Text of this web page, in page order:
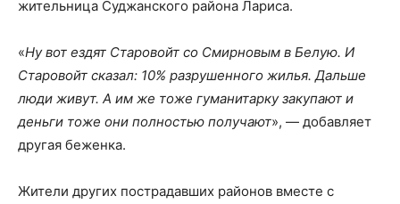
жительница Суджанского района Лариса.
«Ну вот ездят Старовойт со Смирновым в Белую. И
Старовойт сказал: 10% разрушенного жилья. Дальше
люди живут. А им же тоже гуманитарку закупают и
деньги тоже они полностью получают», — добавляет
другая беженка.
Жители других пострадавших районов вместе с